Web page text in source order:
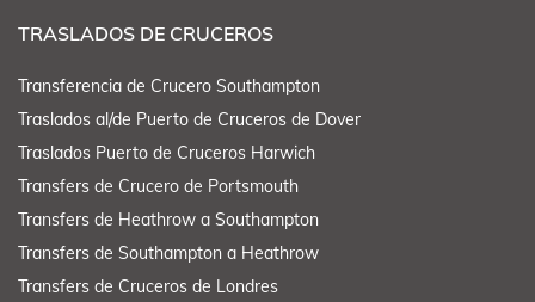
TRASLADOS DE CRUCEROS
Transferencia de Crucero Southampton
Traslados al/de Puerto de Cruceros de Dover
Traslados Puerto de Cruceros Harwich
Transfers de Crucero de Portsmouth
Transfers de Heathrow a Southampton
Transfers de Southampton a Heathrow
Transfers de Cruceros de Londres